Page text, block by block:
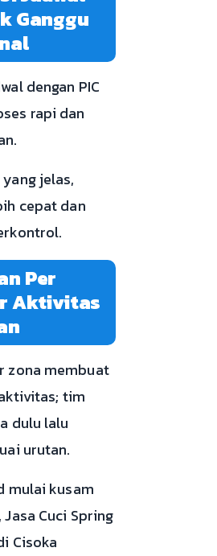
Ganggu
dengan PIC
rapi dan
jelas,
cepat dan
Per
Aktivitas
zona membuat
tim
dulu lalu
urutan.
mulai kusam
Cuci Spring
Cisoka